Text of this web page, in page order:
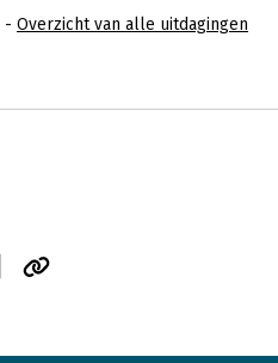
- Overzicht van alle uitdagingen